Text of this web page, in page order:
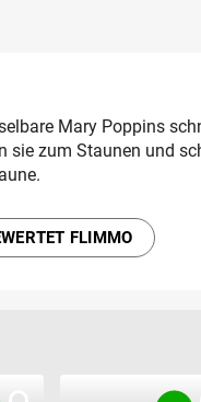
Mary Poppins
sie zum Staunen und
FLIMMO